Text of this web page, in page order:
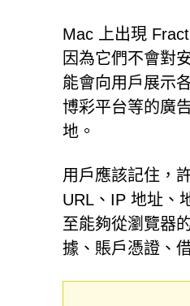
Mac 上出現
因為它們不會對
能會向用戶展示
博彩平台等的廣
地。
用戶應該記住，
URL、IP 地址、
至能夠從瀏覽器
據、賬戶憑證、